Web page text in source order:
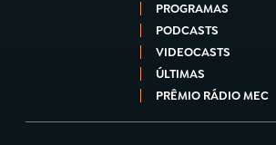
PROGRAMAS
PODCASTS
VIDEOCASTS
ÚLTIMAS
PRÊMIO RÁDIO MEC